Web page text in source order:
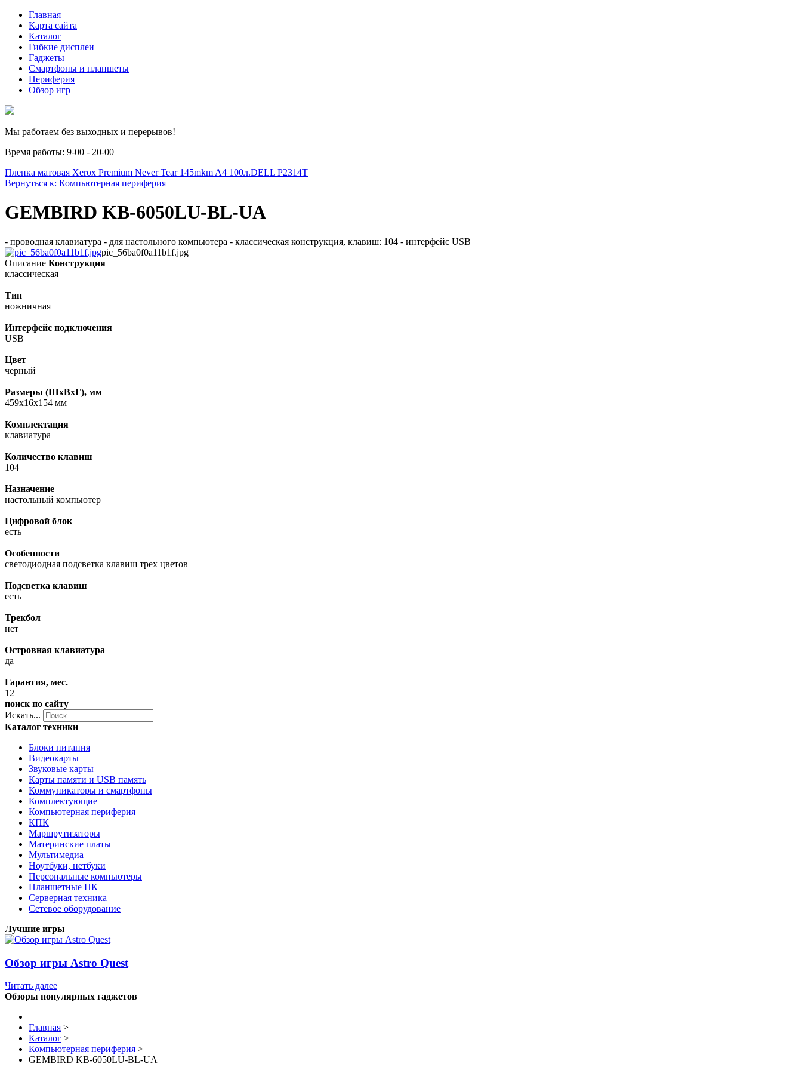
Главная
Карта сайта
Каталог
Гибкие дисплеи
Гаджеты
Смартфоны и планшеты
Периферия
Обзор игр
Мы работаем без выходных и перерывов!
Время работы: 9-00 - 20-00
Пленка матовая Xerox Premium Never Tear 145mkm A4 100л.DELL P2314T
Вернуться к: Компьютерная периферия
GEMBIRD KB-6050LU-BL-UA
- проводная клавиатура - для настольного компьютера - классическая конструкция, клавиш: 104 - интерфейс USB
pic_56ba0f0a11b1f.jpg
Описание Конструкция
классическая
Тип
ножничная
Интерфейс подключения
USB
Цвет
черный
Размеры (ШxВxГ), мм
459x16x154 мм
Комплектация
клавиатура
Количество клавиш
104
Назначение
настольный компьютер
Цифровой блок
есть
Особенности
светодиодная подсветка клавиш трех цветов
Подсветка клавиш
есть
Трекбол
нет
Островная клавиатура
да
Гарантия, мес.
12
поиск по сайту
Искать...
Каталог техники
Блоки питания
Видеокарты
Звуковые карты
Карты памяти и USB память
Коммуникаторы и смартфоны
Комплектующие
Компьютерная периферия
КПК
Маршрутизаторы
Материнские платы
Мультимедиа
Ноутбуки, нетбуки
Персональные компьютеры
Планшетные ПК
Серверная техника
Сетевое оборудование
Лучшие игры
Обзор игры Astro Quest
Читать далее
Обзоры популярных гаджетов
Главная >
Каталог >
Компьютерная периферия >
GEMBIRD KB-6050LU-BL-UA